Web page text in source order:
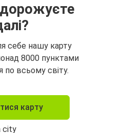
себе нашу карту
8000 пунктами
по всьому світу.
карту